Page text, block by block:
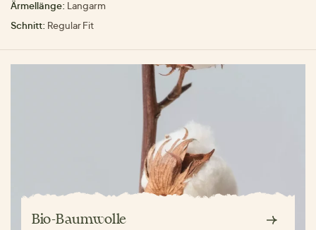
Ärmellänge: Langarm
Schnitt: Regular Fit
Bio-Baumwolle